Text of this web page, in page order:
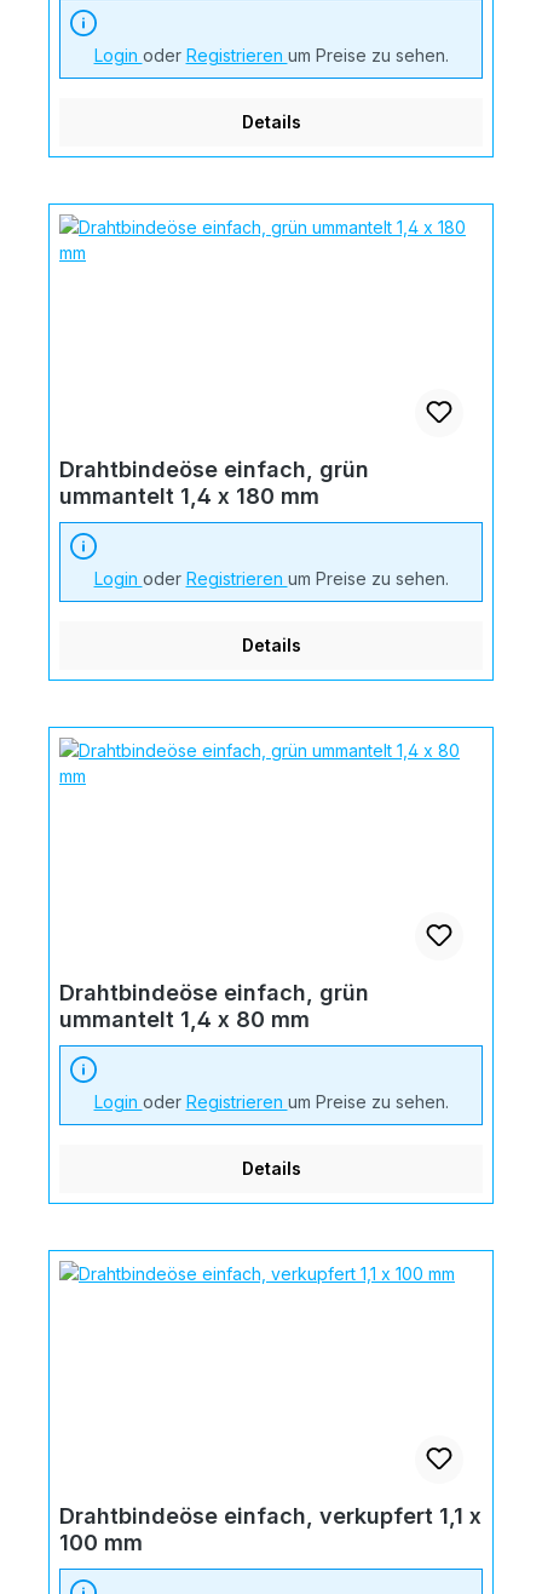
Login oder Registrieren um Preise zu sehen.
Details
Drahtbindeöse einfach, grün
ummantelt 1,4 x 180 mm
Login oder Registrieren um Preise zu sehen.
Details
Drahtbindeöse einfach, grün
ummantelt 1,4 x 80 mm
Login oder Registrieren um Preise zu sehen.
Details
Drahtbindeöse einfach, verkupfert 1,1 x
100 mm